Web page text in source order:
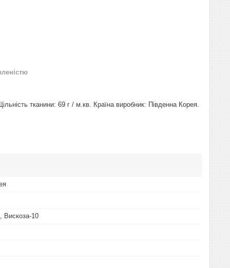
тканини: 69 г / м.кв. Країна виробник: Південна Корея.
Вискоза-10